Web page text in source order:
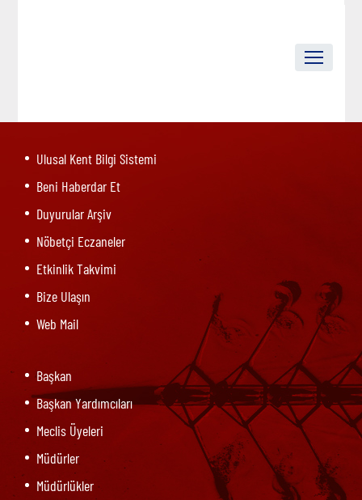
Ulusal Kent Bilgi Sistemi
Beni Haberdar Et
Duyurular Arşiv
Nöbetçi Eczaneler
Etkinlik Takvimi
Bize Ulaşın
Web Mail
Başkan
Başkan Yardımcıları
Meclis Üyeleri
Müdürler
Müdürlükler